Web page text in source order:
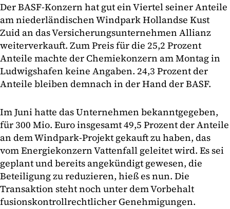
Der BASF-Konzern hat gut ein Viertel seiner Anteile
am niederländischen Windpark Hollandse Kust
Zuid an das Versicherungsunternehmen Allianz
weiterverkauft. Zum Preis für die 25,2 Prozent
Anteile machte der Chemiekonzern am Montag in
Ludwigshafen keine Angaben. 24,3 Prozent der
Anteile bleiben demnach in der Hand der BASF.
Im Juni hatte das Unternehmen bekanntgegeben,
für 300 Mio. Euro insgesamt 49,5 Prozent der Anteile
an dem Windpark-Projekt gekauft zu haben, das
vom Energiekonzern Vattenfall geleitet wird. Es sei
geplant und bereits angekündigt gewesen, die
Beteiligung zu reduzieren, hieß es nun. Die
Transaktion steht noch unter dem Vorbehalt
fusionskontrollrechtlicher Genehmigungen.